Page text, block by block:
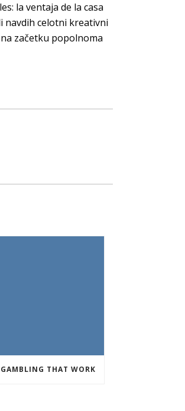
la ventaja de la casa
navdih celotni kreativni
začetku popolnoma
THAT WORK